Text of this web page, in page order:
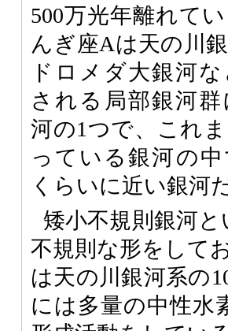
500万光年離れて
んぎ座Aは天の川
ドロメダ大銀河
される局部銀河
河の1つで、これ
っている銀河の中
くらいに近い銀河だ
矮小不規則銀河
不規則な形をして
は天の川銀河系の
には多量の中性水